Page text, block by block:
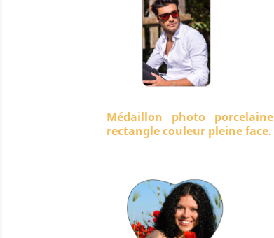
Médaillon photo porcelaine
rectangle couleur pleine face.